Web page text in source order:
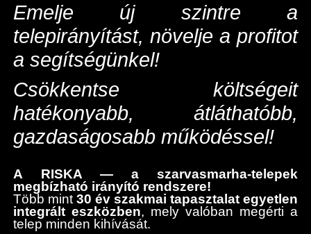
Emelje új szintre a
telepirányítást, növelje a profitot
a segítségünkel!
Csökkentse költségeit
hatékonyabb, átláthatóbb,
gazdaságosabb működéssel!
A RISKA — a szarvasmarha-telepek
megbízható irányító rendszere!
Több mint 30 év szakmai tapasztalat egyetlen
integrált eszközben, mely valóban megérti a
telep minden kihívását.